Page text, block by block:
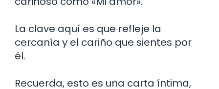
La clave aquí es que refleje la
cercanía y el cariño que sientes por
él.
Recuerda, esto es una carta íntima,